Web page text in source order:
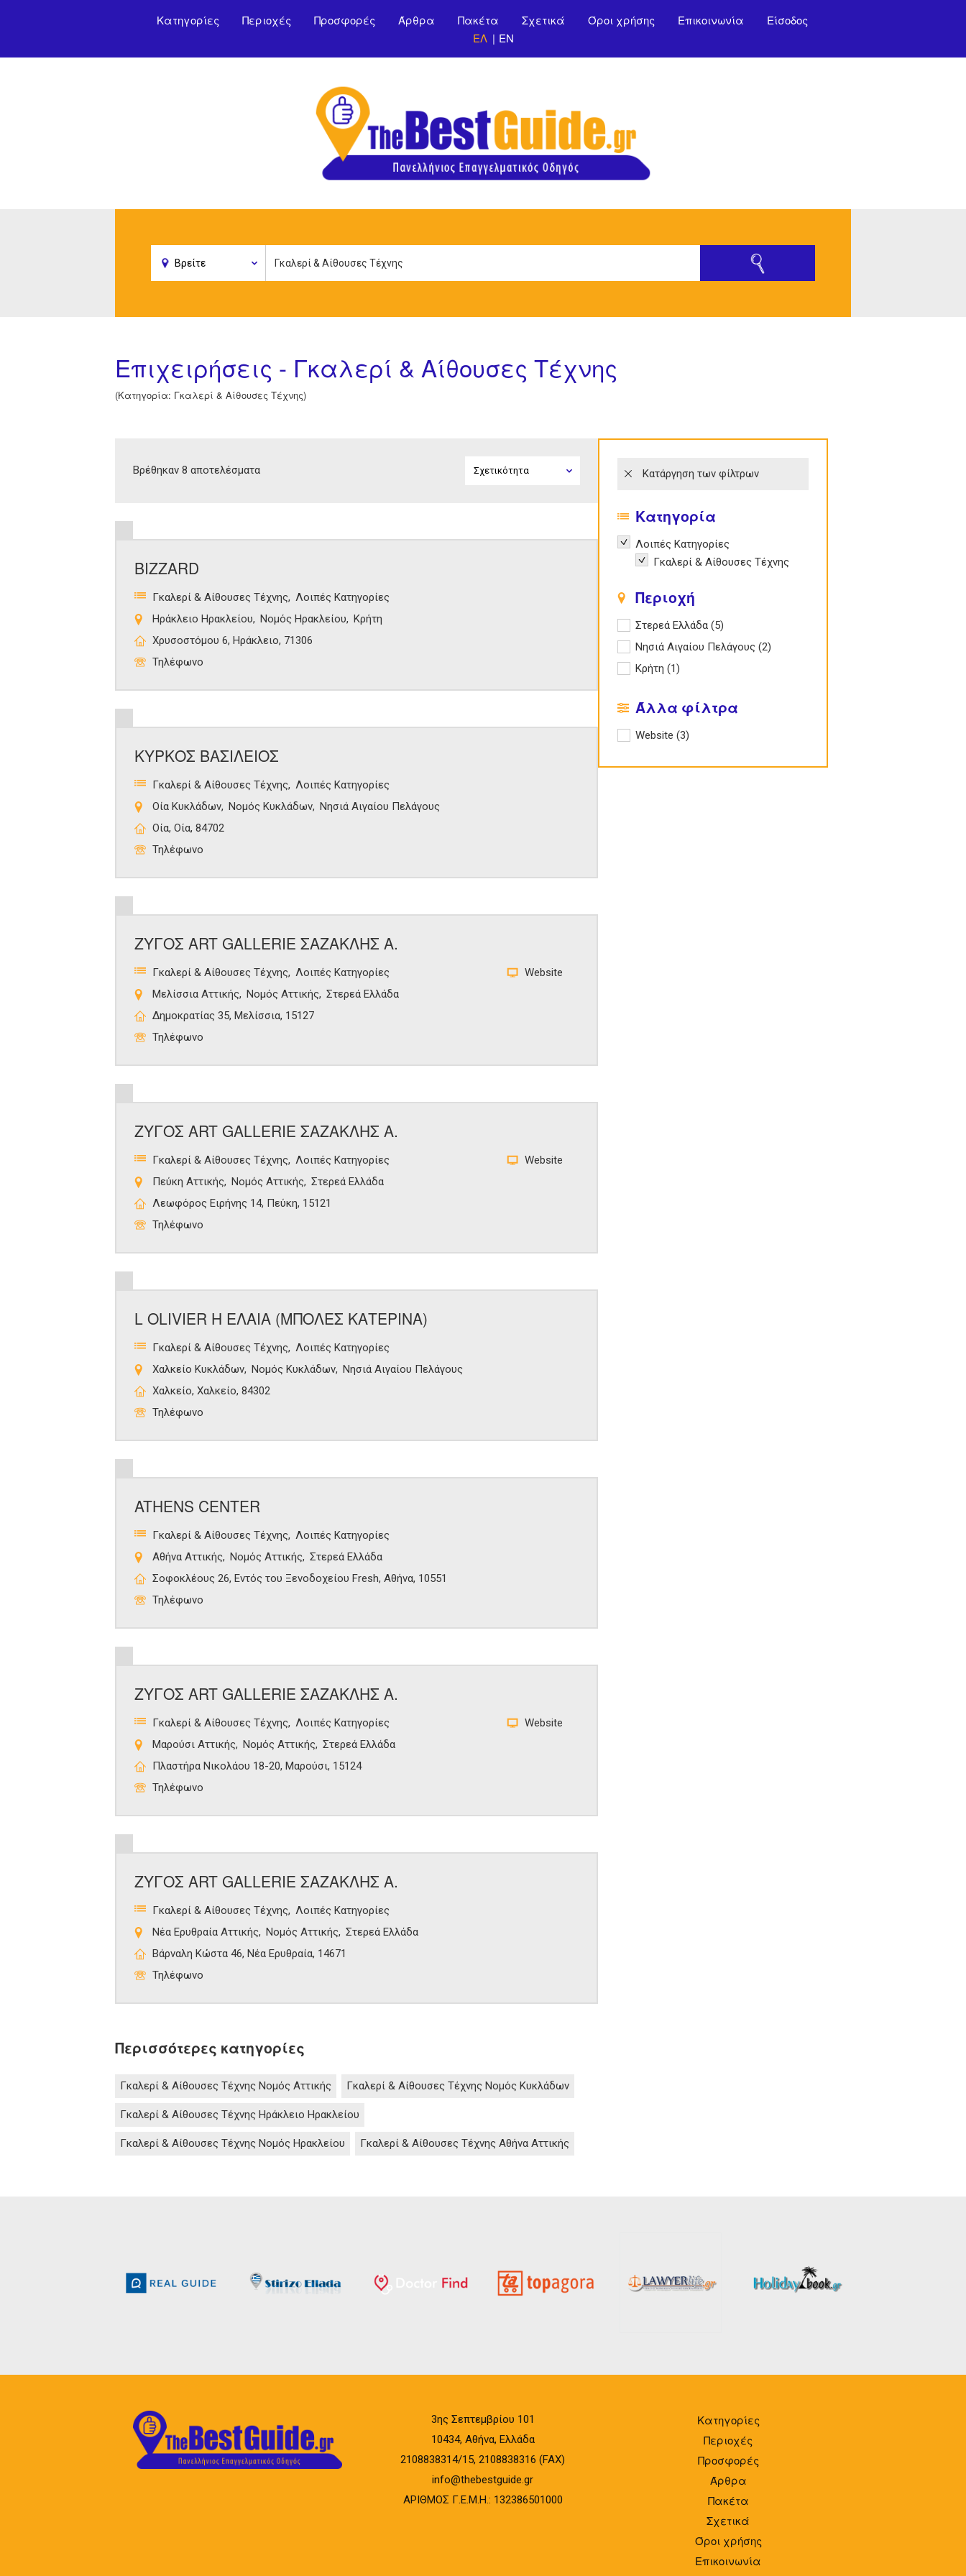
κυρίως περιεχόμενο
Κατηγορίες Περιοχές Προσφορές Άρθρα Πακέτα Σχετικά Όροι χρήσης Επικοινωνία
Είσοδος
ΕΛ
EN
Επιχειρήσεις - Γκαλερί & Αίθουσες Τέχνης
(Κατηγορία: Γκαλερί & Αίθουσες Τέχνης)
Βρέθηκαν 8 αποτελέσματα
BIZZARD
Γκαλερί & Αίθουσες Τέχνης
Λοιπές Κατηγορίες
Ηράκλειο Ηρακλείου
Νομός Ηρακλείου
Κρήτη
Χρυσοστόμου 6, Ηράκλειο, 71306
Τηλέφωνο
ΚΥΡΚΟΣ ΒΑΣΙΛΕΙΟΣ
Γκαλερί & Αίθουσες Τέχνης
Λοιπές Κατηγορίες
Οία Κυκλάδων Νομός Κυκλάδων Νησιά Αιγαίου Πελάγους
Οία, Οία, 84702
Τηλέφωνο
ΖΥΓΟΣ ART GALLERIE ΣΑΖΑΚΛΗΣ Α.
Γκαλερί & Αίθουσες Τέχνης
Λοιπές Κατηγορίες
Μελίσσια Αττικής
Νομός Αττικής
Στερεά Ελλάδα
Δημοκρατίας 35, Μελίσσια, 15127
Τηλέφωνο
Website
ΖΥΓΟΣ ART GALLERIE ΣΑΖΑΚΛΗΣ Α.
Γκαλερί & Αίθουσες Τέχνης
Λοιπές Κατηγορίες
Πεύκη Αττικής
Νομός Αττικής
Στερεά Ελλάδα
Λεωφόρος Ειρήνης 14, Πεύκη, 15121
Τηλέφωνο
Website
L OLIVIER Η ΕΛΑΙΑ (ΜΠΟΛΕΣ ΚΑΤΕΡΙΝΑ)
Γκαλερί & Αίθουσες Τέχνης
Λοιπές Κατηγορίες
Χαλκείο Κυκλάδων Νομός Κυκλάδων Νησιά Αιγαίου Πελάγους
Χαλκείο, Χαλκείο, 84302
Τηλέφωνο
ATHENS CENTER
Γκαλερί & Αίθουσες Τέχνης
Λοιπές Κατηγορίες
Αθήνα Αττικής
Νομός Αττικής
Στερεά Ελλάδα
Σοφοκλέους 26, Εντός του Ξενοδοχείου Fresh, Αθήνα, 10551
Τηλέφωνο
ΖΥΓΟΣ ART GALLERIE ΣΑΖΑΚΛΗΣ Α.
Γκαλερί & Αίθουσες Τέχνης
Λοιπές Κατηγορίες
Μαρούσι Αττικής
Νομός Αττικής
Στερεά Ελλάδα
Πλαστήρα Νικολάου 18-20, Μαρούσι, 15124
Τηλέφωνο
Website
ΖΥΓΟΣ ART GALLERIE ΣΑΖΑΚΛΗΣ Α.
Γκαλερί & Αίθουσες Τέχνης
Λοιπές Κατηγορίες
Νέα Ερυθραία Αττικής
Νομός Αττικής
Στερεά Ελλάδα
Βάρναλη Κώστα 46, Νέα Ερυθραία, 14671
Τηλέφωνο
Περισσότερες κατηγορίες
Γκαλερί & Αίθουσες Τέχνης Νομός Αττικής Γκαλερί & Αίθουσες Τέχνης Νομός Κυκλάδων
Γκαλερί & Αίθουσες Τέχνης Ηράκλειο Ηρακλείου
Γκαλερί & Αίθουσες Τέχνης Νομός Ηρακλείου Γκαλερί & Αίθουσες Τέχνης Αθήνα Αττικής
Κατάργηση των φίλτρων
Κατηγορία
Remove Λοιπές Κατηγορίες filter
Λοιπές Κατηγορίες
Remove Γκαλερί & Αίθουσες Τέχνης filter
Γκαλερί & Αίθουσες Τέχνης
Περιοχή
Apply Στερεά Ελλάδα filter
Στερεά Ελλάδα (5)
Apply Νησιά Αιγαίου Πελάγους filter
Νησιά Αιγαίου Πελάγους (2)
Apply Κρήτη filter
Κρήτη (1)
Άλλα φίλτρα
Apply Website filter
Website (3)
3ης Σεπτεμβρίου 101
10434, Αθήνα, Ελλάδα
2108838314/15, 2108838316 (FAX)
info@thebestguide.gr
ΑΡΙΘΜΟΣ Γ.Ε.Μ.Η.: 132386501000
Κατηγορίες
Περιοχές
Προσφορές
Άρθρα
Πακέτα
Σχετικά
Όροι χρήσης
Επικοινωνία